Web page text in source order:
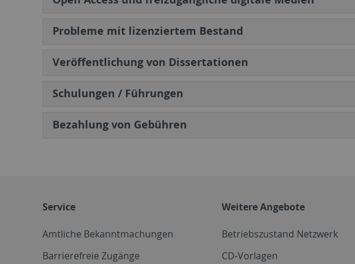
Probleme mit lizenziertem Bestand
Veröffentlichung von Dissertationen
Schulungen / Führungen
Bezahlung von Gebühren
Service
Amtliche Bekanntmachungen
Barrierefreie Zugänge
Weitere Angebote
Betriebszustand Netzwerk
CD-Vorlagen